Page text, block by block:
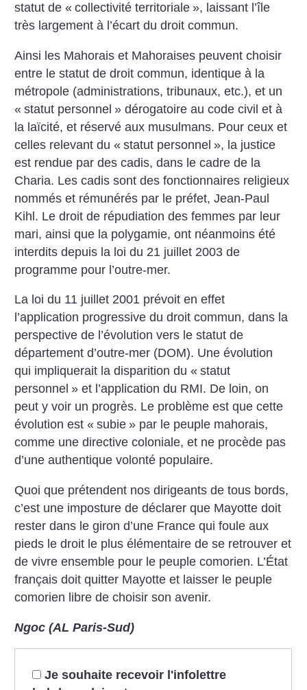
statut de « collectivité territoriale », laissant l’île
très largement à l’écart du droit commun.
Ainsi les Mahorais et Mahoraises peuvent choisir
entre le statut de droit commun, identique à la
métropole (administrations, tribunaux, etc.), et un
« statut personnel » dérogatoire au code civil et à
la laïcité, et réservé aux musulmans. Pour ceux et
celles relevant du « statut personnel », la justice
est rendue par des cadis, dans le cadre de la
Charia. Les cadis sont des fonctionnaires religieux
nommés et rémunérés par le préfet, Jean-Paul
Kihl. Le droit de répudiation des femmes par leur
mari, ainsi que la polygamie, ont néanmoins été
interdits depuis la loi du 21 juillet 2003 de
programme pour l’outre-mer.
La loi du 11 juillet 2001 prévoit en effet
l’application progressive du droit commun, dans la
perspective de l’évolution vers le statut de
département d’outre-mer (DOM). Une évolution
qui impliquerait la disparition du « statut
personnel » et l’application du RMI. De loin, on
peut y voir un progrès. Le problème est que cette
évolution est « subie » par le peuple mahorais,
comme une directive coloniale, et ne procède pas
d’une authentique volonté populaire.
Quoi que prétendent nos dirigeants de tous bords,
c’est une imposture de déclarer que Mayotte doit
rester dans le giron d’une France qui foule aux
pieds le droit le plus élémentaire de se retrouver et
de vivre ensemble pour le peuple comorien. L’État
français doit quitter Mayotte et laisser le peuple
comorien libre de choisir son avenir.
Ngoc (AL Paris-Sud)
Je souhaite recevoir l'infolettre